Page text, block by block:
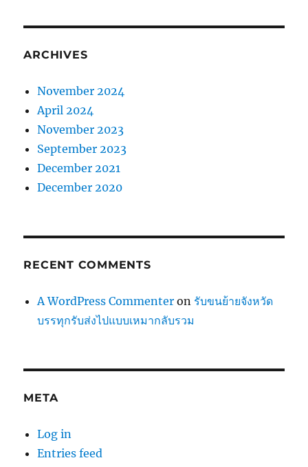
ARCHIVES
November 2024
April 2024
November 2023
September 2023
December 2021
December 2020
RECENT COMMENTS
A WordPress Commenter on รับขนย้ายจังหวัด
บรรทุกรับส่งไปแบบเหมากลับรวม
META
Log in
Entries feed